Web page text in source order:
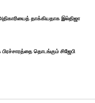
அதிகாரியைத் தாக்கியதாக இல்திஜா
தொடங்கும் சிஜேபி